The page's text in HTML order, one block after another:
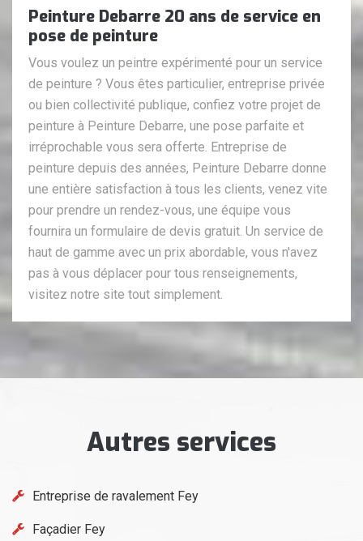
Peinture Debarre 20 ans de service en
pose de peinture
Vous voulez un peintre expérimenté pour un service
de peinture ? Vous êtes particulier, entreprise privée
ou bien collectivité publique, confiez votre projet de
peinture à Peinture Debarre, une pose parfaite et
irréprochable vous sera offerte. Entreprise de
peinture depuis des années, Peinture Debarre donne
une entière satisfaction à tous les clients, venez vite
pour prendre un rendez-vous, une équipe vous
fournira un formulaire de devis gratuit. Un service de
haut de gamme avec un prix abordable, vous n'avez
pas à vous déplacer pour tous renseignements,
visitez notre site tout simplement.
Autres services
Entreprise de ravalement Fey
Façadier Fey